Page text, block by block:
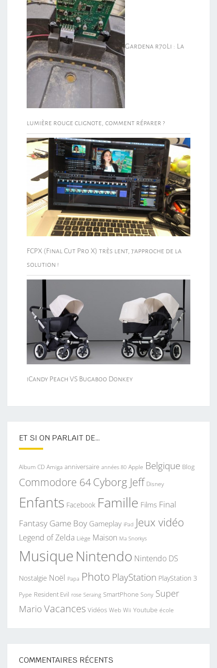
Gardena r70Li : La
lumière rouge clignote, comment réparer ?
FCPX (Final Cut Pro X) très lent, j’approche de la
solution !
iCandy Peach VS Bugaboo Donkey
ET SI ON PARLAIT DE…
Album CD Amiga anniversaire années 80 Apple Belgique Blog
Commodore 64Cyborg Jeff Disney
Enfants Facebook Famille Films Final
Fantasy Game Boy Gameplay iPad Jeux vidéo
Legend of Zelda Liège Maison Ma Snorkys
MusiqueNintendo Nintendo DS
Nostalgie Noël Papa Photo PlayStation PlayStation 3
Pype Resident Evil rose Seraing SmartPhone Sony Super
Mario Vacances Vidéos Web Wii Youtube école
COMMENTAIRES RÉCENTS